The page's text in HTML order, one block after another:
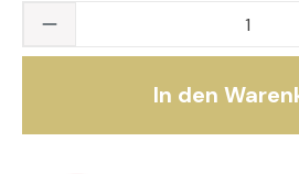
Produkt Anzahl: Gib
In den